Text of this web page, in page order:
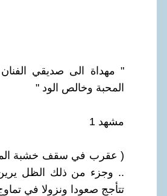
" مهداة الى صديقي
المحبة وخالص الود "
مشهد 1
( عقرب في سقف خشبة
.. وجزء من ذلك الظل
تتأجج صعودا ونزولا في